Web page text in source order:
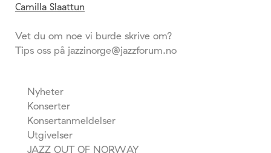
Camilla Slaattun
Vet du om noe vi burde skrive om?
Tips oss på jazzinorge@jazzforum.no
Nyheter
Konserter
Konsertanmeldelser
Utgivelser
JAZZ OUT OF NORWAY